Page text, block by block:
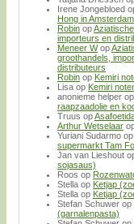
Irene Jongebloed
Hong in
Robin op
importeurs en
Meneer Wop
groothandels,
distributeurs
Robin op Kemiri
Lisa op Kemiri
anonieme helper op
raapzaadolie en
Truus op
Arthur Wetselaar
Yuriani Sudarmo op
supermarkt Tam
Jan van Lieshout
sojasaus)
Roos op
Stella op Ketjap
Stella op Ketjap
Stefan Schuwer op
(garnalenpasta)